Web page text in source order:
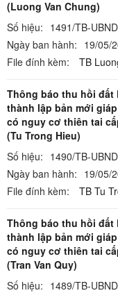
(Luong Van Chung)
Số hiệu: 1491/TB-UBND
Ngày ban hành: 19/05/
File đính kèm:
TB
Thông báo thu hồi đất
thành lập bản mới
có nguy cơ thiên tai
(Tu Trong Hieu)
Số hiệu: 1490/TB-UBND
Ngày ban hành: 19/05/
File đính kèm:
TB Tu
Thông báo thu hồi đất
thành lập bản mới
có nguy cơ thiên tai
(Tran Van Quy)
Số hiệu: 1489/TB-UBND